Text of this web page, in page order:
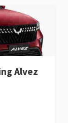
Alvez